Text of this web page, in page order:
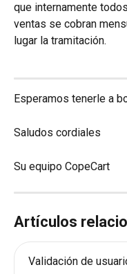
que internamente
ventas se cobran
lugar la tramitación.
Esperamos tenerle a
Saludos cordiales
Su equipo CopeCart
Artículos
Validación de